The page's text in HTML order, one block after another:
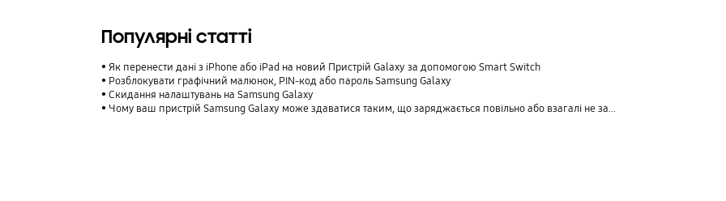
Популярні статті
Як перенести дані з iPhone або iPad на новий Пристрій Galaxy за допомогою Smart Switch
Розблокувати графічний малюнок, PIN-код або пароль Samsung Galaxy
Cкидання налаштувань на Samsung Galaxy
Чому ваш пристрій Samsung Galaxy може здаватися таким, що заряджається повільно або взагалі не заряджається